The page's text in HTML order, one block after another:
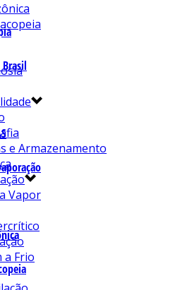
e Armazenamento
Vapor
a Frio